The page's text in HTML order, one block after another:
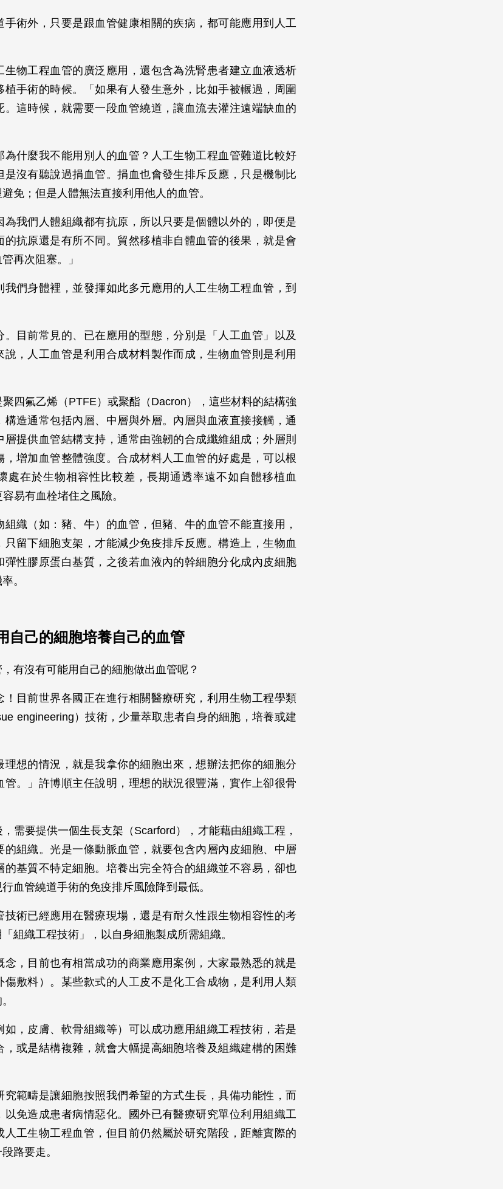
手術外，只要是跟血管健康相關的疾病，都可能應用到人工
生物工程血管的廣泛應用，還包含為洗腎患者建立血液透析
植手術的時候。「如果有人發生意外，比如手被輾過，周圍
。這時候，就需要一段血管繞道，讓血流去灌注遠端缺血的
為什麼我不能用別人的血管？人工生物工程血管難道比較好
是沒有聽說過捐血管。捐血也會發生排斥反應，只是機制比
免；但是人體無法直接利用他人的血管。
為我們人體組織都有抗原，所以只要是個體以外的，即便是
的抗原還是有所不同。貿然移植非自體血管的後果，就是會
再次阻塞。」
們身體裡，並發揮如此多元應用的人工生物工程血管，到
。目前常見的、已在應用的型態，分別是「人工血管」以及
說，人工血管是利用合成材料製作而成，生物血管則是利用
四氟乙烯（PTFE）或聚酯（Dacron），這些材料的結構強
構造通常包括內層、中層與外層。內層與血液直接接觸，通
提供血管結構支持，通常由強韌的合成纖維組成；外層則
，增加血管整體強度。合成材料人工血管的好處是，可以根
處在於生物相容性比較差，長期通透率遠不如自體移植血
易有血栓堵住之風險。
織（如：豬、牛）的血管，但豬、牛的血管不能直接用，
只留下細胞支架，才能減少免疫排斥反應。構造上，生物血
彈性膠原蛋白基質，之後若血液內的幹細胞分化成內皮細胞
。
自己的細胞培養自己的血管
有沒有可能用自己的細胞做出血管呢？
！目前世界各國正在進行相關醫療研究，利用生物工程學類
engineering）技術，少量萃取患者自身的細胞，培養或建
理想的情況，就是我拿你的細胞出來，想辦法把你的細胞分
管。」許博順主任說明，理想的狀況很豐滿，實作上卻很骨
需要提供一個生長支架（Scarford），才能藉由組織工程，
的組織。光是一條動脈血管，就要包含內層內皮細胞、中層
的基質不特定細胞。培養出完全符合的組織並不容易，卻也
血管繞道手術的免疫排斥風險降到最低。
技術已經應用在醫療現場，還是有耐久性跟生物相容性的考
組織工程技術」，以自身細胞製成所需組織。
念，目前也有相當成功的商業應用案例，大家最熟悉的就是
傷敷料）。某些款式的人工皮不是化工合成物，是利用人類
如，皮膚、軟骨組織等）可以成功應用組織工程技術，若是
，或是結構複雜，就會大幅提高細胞培養及組織建構的困難
究範疇是讓細胞按照我們希望的方式生長，具備功能性，而
以免造成患者病情惡化。國外已有醫療研究單位利用組織工
人工生物工程血管，但目前仍然屬於研究階段，距離實際的
路要走。